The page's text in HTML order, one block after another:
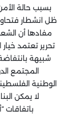
بسبب حالة
ظل انشطار
مفادها أن
تحرير تعتمد
شبيهة
المجتمع
الوطنية
لا يمكن